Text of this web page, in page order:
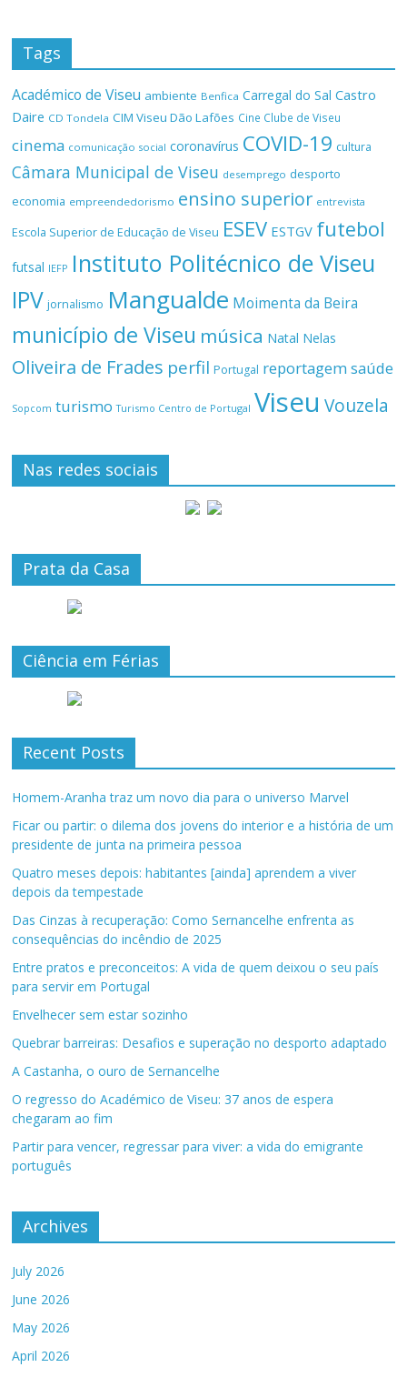
Tags
Académico de Viseu ambiente Benfica Carregal do Sal Castro
Daire CD Tondela CIM Viseu Dão Lafões Cine Clube de Viseu
cinema comunicação social coronavírus COVID-19 cultura
Câmara Municipal de Viseu desemprego desporto
economia empreendedorismo ensino superior entrevista
Escola Superior de Educação de Viseu ESEV ESTGV futebol
futsal IEFP Instituto Politécnico de Viseu
IPV jornalismo Mangualde Moimenta da Beira
município de Viseu música Natal Nelas
Oliveira de Frades perfil Portugal reportagemsaúde
Sopcom turismo Turismo Centro de Portugal Viseu Vouzela
Nas redes sociais
Prata da Casa
Ciência em Férias
Recent Posts
Homem-Aranha traz um novo dia para o universo Marvel
Ficar ou partir: o dilema dos jovens do interior e a história de um
presidente de junta na primeira pessoa
Quatro meses depois: habitantes [ainda] aprendem a viver
depois da tempestade
Das Cinzas à recuperação: Como Sernancelhe enfrenta as
consequências do incêndio de 2025
Entre pratos e preconceitos: A vida de quem deixou o seu país
para servir em Portugal
Envelhecer sem estar sozinho
Quebrar barreiras: Desafios e superação no desporto adaptado
A Castanha, o ouro de Sernancelhe
O regresso do Académico de Viseu: 37 anos de espera
chegaram ao fim
Partir para vencer, regressar para viver: a vida do emigrante
português
Archives
July 2026
June 2026
May 2026
April 2026